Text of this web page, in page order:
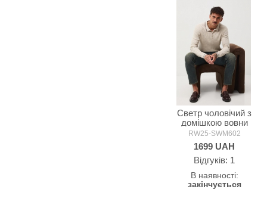
Светр чоловічий з
домішкою вовни
MEDICINE
RW25-SWM602
1699 UAH
Відгуків: 1
В наявності:
закінчується